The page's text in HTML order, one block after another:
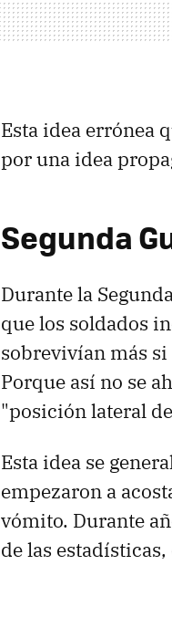
Esta idea errónea
por una idea
Segunda
Durante la
que los soldados
sobrevivían más si
Porque así no se
"posición lateral
Esta idea se
empezaron a
vómito. Durante
de las